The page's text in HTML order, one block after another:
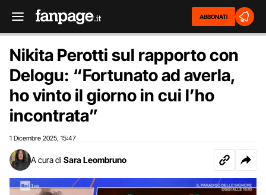
ABBONATI
Nikita Perotti sul rapporto con
Delogu: “Fortunato ad averla,
ho vinto il giorno in cui l’ho
incontrata”
1 Dicembre 2025 15:47
A cura di Sara Leombruno